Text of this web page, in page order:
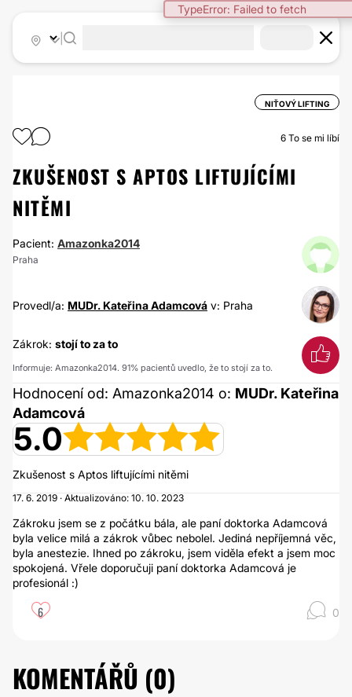
TypeError: Failed to fetch
NIŤOVÝ LIFTING
6 To se mi líbí
ZKUŠENOST S APTOS LIFTUJÍCÍMI
NITĚMI
Pacient: Amazonka2014
Praha
Provedl/a: MUDr. Kateřina Adamcová v: Praha
Zákrok: stojí to za to
Informuje: Amazonka2014. 91% pacientů uvedlo, že to stojí za to.
Hodnocení od: Amazonka2014 o: MUDr. Kateřina
Adamcová
5.0
Zkušenost s Aptos liftujícími nitěmi
17. 6. 2019 · Aktualizováno: 10. 10. 2023
Zákroku jsem se z počátku bála, ale paní doktorka Adamcová
byla velice milá a zákrok vůbec nebolel. Jediná nepříjemná věc,
byla anestezie. Ihned po zákroku, jsem viděla efekt a jsem moc
spokojená. Vřele doporučuji paní doktorka Adamcová je
profesionál :)
6 0
KOMENTÁŘŮ (0)